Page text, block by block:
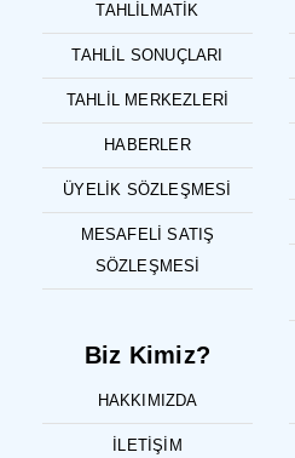
TAHLILMATIK
TAHLIL SONUÇLARI
TAHLIL MERKEZLERI
HABERLER
ÜYELIK SÖZLEŞMESI
MESAFELI SATIŞ
SÖZLEŞMESI
Biz Kimiz?
HAKKIMIZDA
İLETIŞIM